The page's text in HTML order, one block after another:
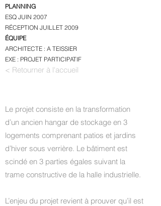
PLANNING
ESQ JUIN 2007
RÉCEPTION JUILLET 2009
ÉQUIPE
ARCHITECTE : A TEISSIER
EXE : PROJET PARTICIPATIF
< Retourner à l'accueil
Le projet consiste en la transformation
d’un ancien hangar de stockage en 3
logements comprenant patios et jardins
d’hiver sous verrière. Le bâtiment est
scindé en 3 parties égales suivant la
trame constructive de la halle industrielle.
L’enjeu du projet revient à prouver qu’il est